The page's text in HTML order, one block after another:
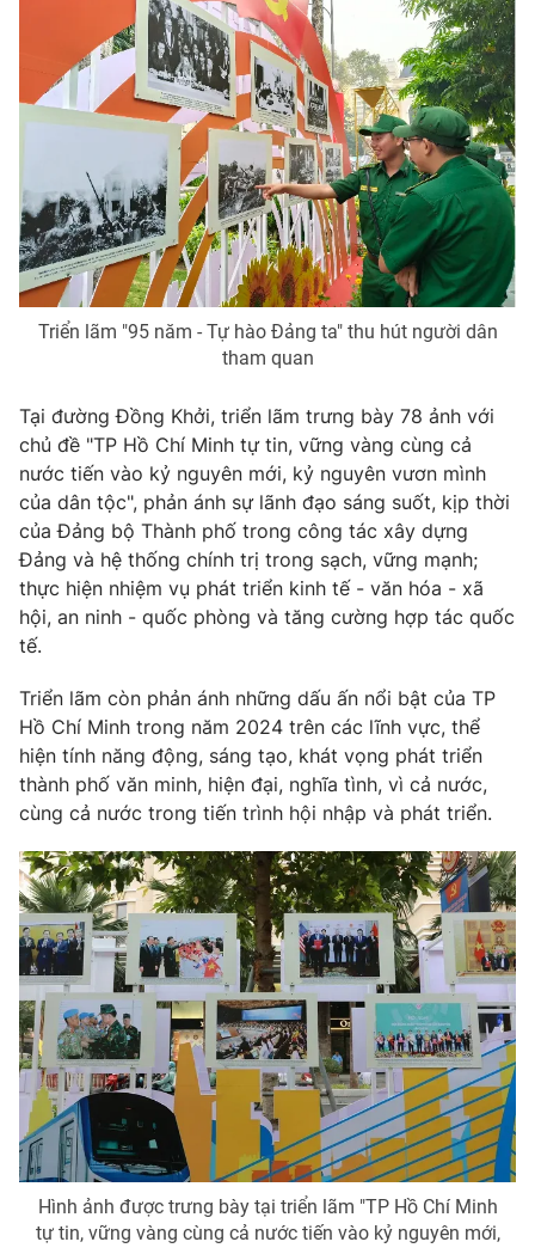
Tư vấn
Lịch phát sóng
Chuyên mục khác
Podcast
Photo Infographic
Video Shorts video
VTV Thể thao
VTV Sức khoẻ Bất động sản
Thị trường 24h Tấm lòng Việt
VTV4 Vươn mình bằng AI
VTV9 VTV8
Liên hệ tòa soạn English
THỜI BÁO VTV
Theo dõi báo trên
Cơ quan chủ quản:Đài Truyền hình Việt Nam
Cơ quan báo chí:
Thời báo VTV
Giấy phép hoạt động báo in và báo điện tử số 483/GP-BTTTT
cấp ngày 29/12/2023
Tổng Biên tập:
Vũ Thanh Thủy
Phó Tổng Biên tập:Nguyễn Thị Mỹ Hạnh, Phạm Quốc Thắng,
Nguyễn Trọng Ninh
Tổng đài VTV: 024.38 355 931 - 024.38 355 932
Triển lãm "95 năm - Tự hào Đảng ta" thu hút người dân
tham quan
Tại đường Đồng Khởi, triển lãm trưng bày 78 ảnh với
chủ đề "TP Hồ Chí Minh tự tin, vững vàng cùng cả
nước tiến vào kỷ nguyên mới, kỷ nguyên vươn mình
của dân tộc", phản ánh sự lãnh đạo sáng suốt, kịp thời
của Đảng bộ Thành phố trong công tác xây dựng
Đảng và hệ thống chính trị trong sạch, vững mạnh;
thực hiện nhiệm vụ phát triển kinh tế - văn hóa - xã
hội, an ninh - quốc phòng và tăng cường hợp tác quốc
tế.
Triển lãm còn phản ánh những dấu ấn nổi bật của TP
Hồ Chí Minh trong năm 2024 trên các lĩnh vực, thể
hiện tính năng động, sáng tạo, khát vọng phát triển
thành phố văn minh, hiện đại, nghĩa tình, vì cả nước,
cùng cả nước trong tiến trình hội nhập và phát triển.
Hình ảnh được trưng bày tại triển lãm "TP Hồ Chí Minh
tự tin, vững vàng cùng cả nước tiến vào kỷ nguyên mới,